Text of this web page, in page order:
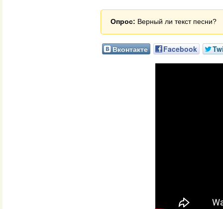
Опрос: Верный ли текст песни?
Вконтакте Facebook